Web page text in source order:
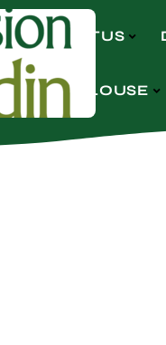
ACTUS
PELOUSE